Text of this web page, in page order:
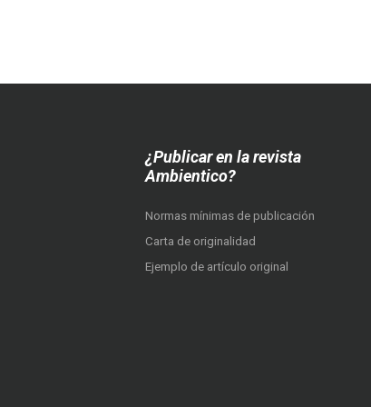
¿Publicar en la revista
Ambientico?
Normas mínimas de publicación
Carta de originalidad
Ejemplo de artículo original